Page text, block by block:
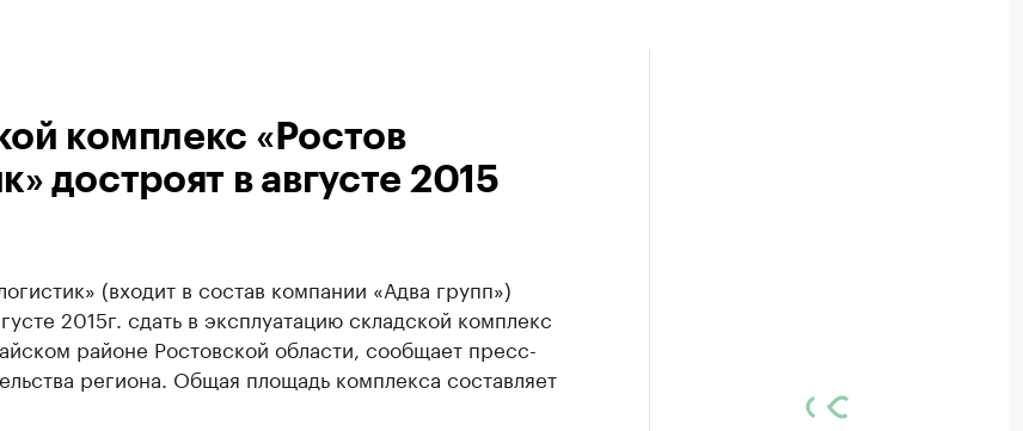
комплекс «Ростов
достроят в августе 2015
(входит в состав компании «Адва групп»)
2015г. сдать в эксплуатацию складской комплекс
районе Ростовской области, сообщает пресс-
региона. Общая площадь комплекса составляет